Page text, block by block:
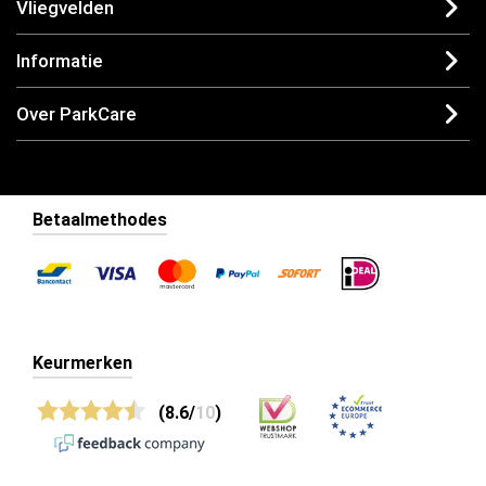
Vliegvelden
Informatie
Over ParkCare
Betaalmethodes
Keurmerken
(8.6/10)